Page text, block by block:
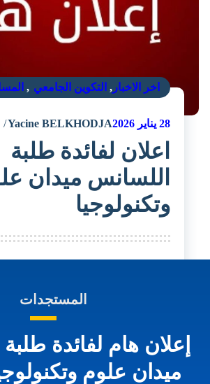
اخر الاخبار, التكوين الجامعي ,
28يناير 2026 Yacine BELKHODJA
اعلان لفائدة طلبة
اللسانس ميدان
وتكنولوجيا
المستجدات
إعلان هام لفائدة
ميدان علوم